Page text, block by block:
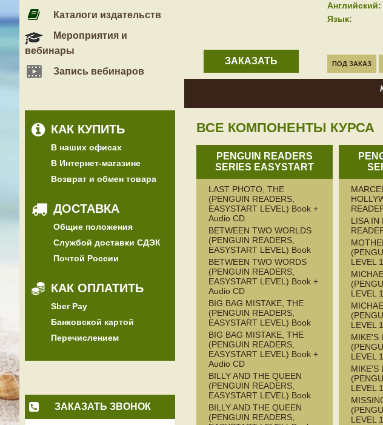
Каталоги издательств
Мероприятия и
вебинары
Запись вебинаров
КАК КУПИТЬ
В наших офисах
В Интернет-магазине
Возврат и обмен товара
ДОСТАВКА
Общие положения
Службой доставки СДЭК
Почтой России
КАК ОПЛАТИТЬ
Sber Pay
Банковской картой
Перечислением
ЗАКАЗАТЬ ЗВОНОК
Английский:
Язык:
ЗАКАЗАТЬ ПОД ЗАКАЗ
ВСЕ КОМПОНЕНТЫ КУРСА
PENGUIN READERS
SERIES EASYSTART
LAST PHOTO, THE
(PENGUIN READERS,
EASYSTART LEVEL) Book +
Audio CD
BETWEEN TWO WORLDS
(PENGUIN READERS,
EASYSTART LEVEL) Book
BETWEEN TWO WORDS
(PENGUIN READERS,
EASYSTART LEVEL) Book +
Audio CD
BIG BAG MISTAKE, THE
(PENGUIN READERS,
EASYSTART LEVEL) Book
BIG BAG MISTAKE, THE
(PENGUIN READERS,
EASYSTART LEVEL) Book +
Audio CD
BILLY AND THE QUEEN
(PENGUIN READERS,
EASYSTART LEVEL) Book
BILLY AND THE QUEEN
(PENGUIN READERS,
LISA IN
LEVEL
LEVEL
LEVEL
MIKE'S
LEVEL
MIKE'S
LEVEL
LEVEL